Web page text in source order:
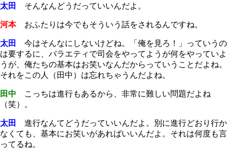
太田 そんなんどうだっていいんだよ。
河本おふたりは今でもそういう話をされるんですね。
太田
今はそんなにしないけどね。「俺を見ろ！」っていうの
は要するに、バラエティで司会をやってようが何をやっていよ
うが、俺たちの基本はお笑いなんだからっていうことだよね。
それをこの人（田中）は忘れちゃうんだよね。
田中 こっちは進行もあるから、非常に難しい問題だよね
（笑）。
太田
進行なんてどうだっていいんだよ。別に進行どおり行か
なくても、基本にお笑いがあればいいんだよ。それは何度も言
ってるね。